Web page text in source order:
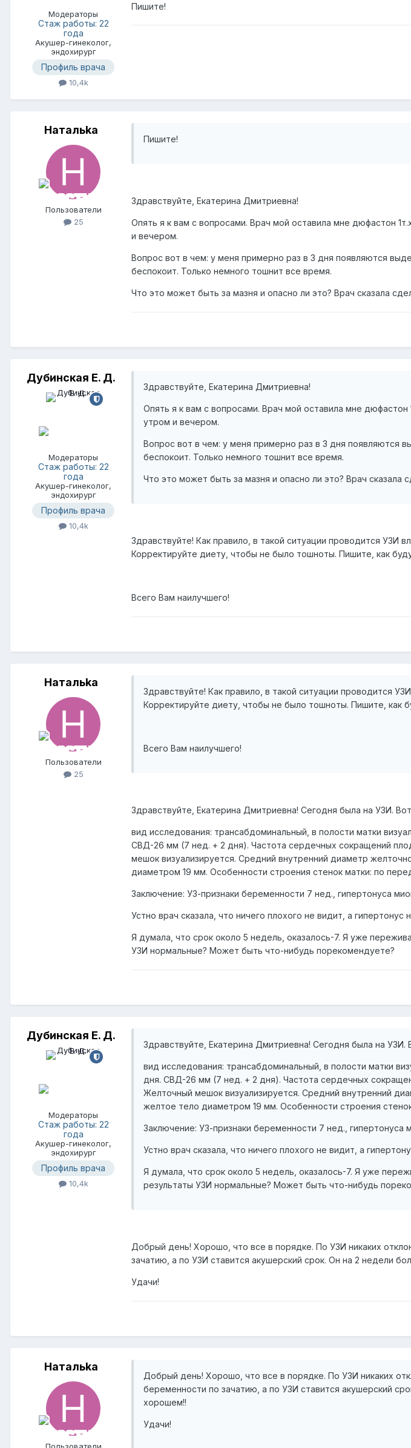
Модераторы
10,4k
Стаж работы: 22
года
Акушер-гинеколог,
эндохирург
Профиль врача
Пишите!
Натальkа
Пользователи
25
Пишите!
Здравствуйте, Екатерина Дмитриевна!
Опять я к вам с вопросами. Врач мой оставила мне дюфастон
и вечером.
Вопрос вот в чем: у меня примерно раз в 3 дня появляются
беспокоит. Только немного тошнит все время.
Что это может быть за мазня и опасно ли это? Врач сказала
Дубинская Е. Д.
Модераторы
10,4k
Стаж работы: 22
года
Акушер-гинеколог,
эндохирург
Профиль врача
Здравствуйте, Екатерина Дмитриевна!
Опять я к вам с вопросами. Врач мой оставила мне
утром и вечером.
Вопрос вот в чем: у меня примерно раз в 3 дня появляются
беспокоит. Только немного тошнит все время.
Что это может быть за мазня и опасно ли это? Врач сказала
Здравствуйте! Как правило, в такой ситуации проводится УЗИ
Корректируйте диету, чтобы не было тошноты. Пишите, как
Всего Вам наилучшего!
Натальkа
Пользователи
25
Здравствуйте! Как правило, в такой ситуации проводится
Корректируйте диету, чтобы не было тошноты. Пишите, как
Всего Вам наилучшего!
Здравствуйте, Екатерина Дмитриевна! Сегодня была на УЗИ.
вид исследования: трансабдоминальный, в полости матки
СВД-26 мм (7 нед. + 2 дня). Частота сердечных сокращений
мешок визуализируется. Средний внутренний диаметр
диаметром 19 мм. Особенности строения стенок матки: по
Заключение: УЗ-признаки беременности 7 нед., гипертонуса
Устно врач сказала, что ничего плохого не видит, а
Я думала, что срок около 5 недель, оказалось-7. Я уже
УЗИ нормальные? Может быть что-нибудь порекомендуете?
Дубинская Е. Д.
Модераторы
10,4k
Стаж работы: 22
года
Акушер-гинеколог,
эндохирург
Профиль врача
Здравствуйте, Екатерина Дмитриевна! Сегодня была на УЗИ.
вид исследования: трансабдоминальный, в полости матки
дня. СВД-26 мм (7 нед. + 2 дня). Частота сердечных
Желточный мешок визуализируется. Средний внутренний
желтое тело диаметром 19 мм. Особенности строения
Заключение: УЗ-признаки беременности 7 нед., гипертонуса
Устно врач сказала, что ничего плохого не видит, а
Я думала, что срок около 5 недель, оказалось-7. Я уже
результаты УЗИ нормальные? Может быть что-нибудь
Добрый день! Хорошо, что все в порядке. По УЗИ никаких
зачатию, а по УЗИ ставится акушерский срок. Он на 2 недели
Удачи!
Натальkа
Добрый день! Хорошо, что все в порядке. По УЗИ никаких
беременности по зачатию, а по УЗИ ставится акушерский
хорошем!!
Удачи!